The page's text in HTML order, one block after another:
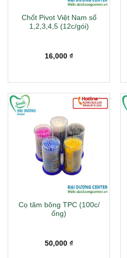
Chốt Pivot Việt Nam số
1,2,3,4,5 (12c/gói)
16,000 ₫
Cọ tăm bông TPC (100c/
ống)
50,000 ₫